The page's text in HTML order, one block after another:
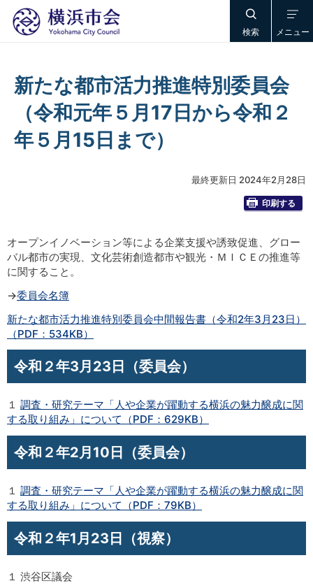
検索 メニュー
新たな都市活力推進特別委員会
（令和元年５月17日から令和２
年５月15日まで）
最終更新日 2024年2月28日
印刷する
オープンイノベーション等による企業支援や誘致促進、グロー
バル都市の実現、文化芸術創造都市や観光・ＭＩＣＥの推進等
に関すること。
→委員会名簿
新たな都市活力推進特別委員会中間報告書（令和2年3月23日）
（PDF：534KB）
令和２年3月23日（委員会）
１ 調査・研究テーマ「人や企業が躍動する横浜の魅力醸成に関
する取り組み」について（PDF：629KB）
令和２年2月10日（委員会）
１ 調査・研究テーマ「人や企業が躍動する横浜の魅力醸成に関
する取り組み」について（PDF：79KB）
令和２年1月23日（視察）
１ 渋谷区議会